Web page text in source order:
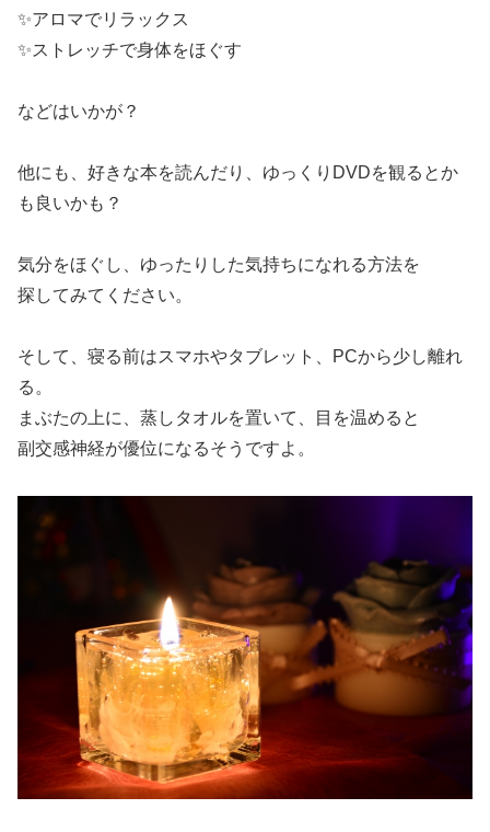
✨アロマでリラックス
✨ストレッチで身体をほぐす
などはいかが？
他にも、好きな本を読んだり、ゆっくりDVDを観るとか
も良いかも？
気分をほぐし、ゆったりした気持ちになれる方法を
探してみてください。
そして、寝る前はスマホやタブレット、PCから少し離れ
る。
まぶたの上に、蒸しタオルを置いて、目を温めると
副交感神経が優位になるそうですよ。